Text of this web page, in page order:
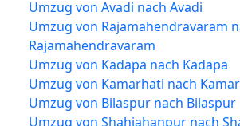
Umzug von Avadi nach Avadi
Umzug von Rajamahendravaram
Rajamahendravaram
Umzug von Kadapa nach Kadapa
Umzug von Kamarhati nach
Umzug von Bilaspur nach Bilaspur
Umzug von Shahjahanpur nach